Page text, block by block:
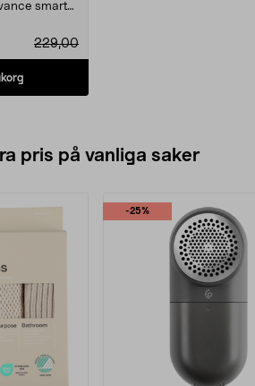
smart
229,00
pris på vanliga saker
-25%